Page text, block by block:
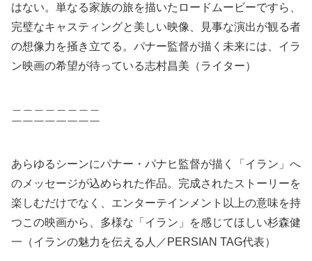
はない。単なる家族の旅を描いたロードムービーですら、
完璧なキャスティングと美しい映像、見事な演出が観る者
の想像力を掻き立てる。パナー監督が描く未来には、イラ
ン映画の希望が待っている志村昌美（ライター）
￣￣￣￣￣￣￣￣
あらゆるシーンにパナー・パナヒ監督が描く「イラン」へ
のメッセージが込められた作品。完成されたストーリーを
楽しむだけでなく、エンターテインメント以上の意味を持
つこの映画から、多様な「イラン」を感じてほしい杉森健
一（イランの魅力を伝える人／PERSIAN TAG代表）